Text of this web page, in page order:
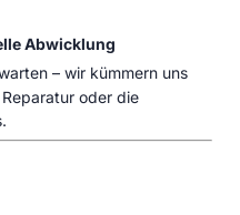
Abwicklung
– wir kümmern uns
oder die